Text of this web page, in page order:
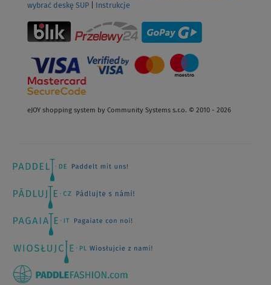
wybrać deskę SUP
Instrukcje
eJOY shopping system by Community Systems s.r.o. © 2010 - 2026